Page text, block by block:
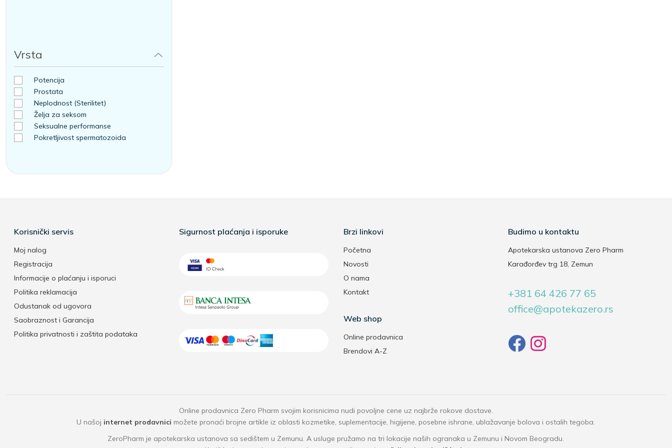
Vrsta
Potencija
Prostata
Neplodnost (Sterilitet)
Želja za seksom
Seksualne performanse
Pokretljivost spermatozoida
Korisnički servis
Moj nalog
Registracija
Informacije o plaćanju i isporuci
Politika reklamacija
Odustanak od ugovora
Saobraznost i Garancija
Politika privatnosti i zaštita podataka
Sigurnost plaćanja i isporuke Brzi linkovi
Početna
Novosti
O nama
Kontakt
Web shop
Online prodavnica
Brendovi A-Z
Budimo u kontaktu
Apotekarska ustanova Zero Pharm
Karađorđev trg 18, Zemun
+381 64 426 77 65
office@apotekazero.rs
Online prodavnica Zero Pharm svojim korisnicima nudi povoljne cene uz najbrže rokove dostave.
U našoj internet prodavnici možete pronaći brojne artikle iz oblasti kozmetike, suplementacije, higijene, posebne ishrane, ublažavanje bolova i ostalih tegoba.
ZeroPharm je apotekarska ustanova sa sedištem u Zemunu. A usluge pružamo na tri lokacije naših ogranaka u Zemunu i Novom Beogradu.